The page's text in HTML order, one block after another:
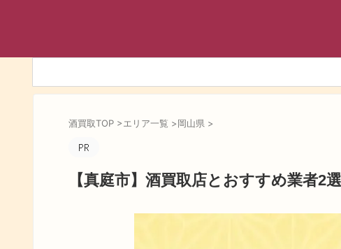
酒買取TOP >エリア一覧 >岡山県 >
【真庭市】酒買取店とおすすめ業者2